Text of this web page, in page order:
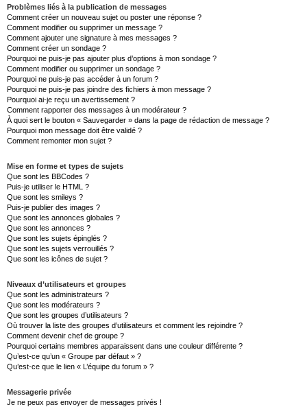
Problèmes liés à la publication de messages
Comment créer un nouveau sujet ou poster une réponse ?
Comment modifier ou supprimer un message ?
Comment ajouter une signature à mes messages ?
Comment créer un sondage ?
Pourquoi ne puis-je pas ajouter plus d’options à mon sondage ?
Comment modifier ou supprimer un sondage ?
Pourquoi ne puis-je pas accéder à un forum ?
Pourquoi ne puis-je pas joindre des fichiers à mon message ?
Pourquoi ai-je reçu un avertissement ?
Comment rapporter des messages à un modérateur ?
À quoi sert le bouton « Sauvegarder » dans la page de rédaction de message ?
Pourquoi mon message doit être validé ?
Comment remonter mon sujet ?
Mise en forme et types de sujets
Que sont les BBCodes ?
Puis-je utiliser le HTML ?
Que sont les smileys ?
Puis-je publier des images ?
Que sont les annonces globales ?
Que sont les annonces ?
Que sont les sujets épinglés ?
Que sont les sujets verrouillés ?
Que sont les icônes de sujet ?
Niveaux d’utilisateurs et groupes
Que sont les administrateurs ?
Que sont les modérateurs ?
Que sont les groupes d’utilisateurs ?
Où trouver la liste des groupes d’utilisateurs et comment les rejoindre ?
Comment devenir chef de groupe ?
Pourquoi certains membres apparaissent dans une couleur différente ?
Qu’est-ce qu’un « Groupe par défaut » ?
Qu’est-ce que le lien « L’équipe du forum » ?
Messagerie privée
Je ne peux pas envoyer de messages privés !